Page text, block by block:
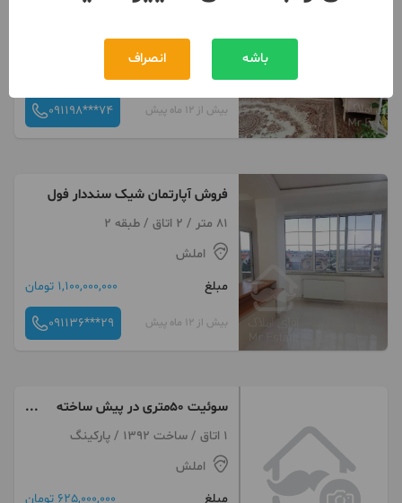
املش
مبلغ
900,000,000 تومان
بیش از 12 ماه پیش 091198***74
فروش آپارتمان شیک سنددار فول
81 متر / 2 اتاق / طبقه 2
املش
مبلغ
1,100,000,000 تومان
بیش از 12 ماه پیش 091136***29
سوئیت ۵۰متری در پیش ساخته
املش1 اتاق / ساخت 1392 / پارکینگ
املش
مبلغ
625,000,000 تومان
باشه انصراف